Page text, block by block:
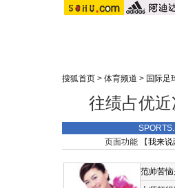
搜狐首页> 体育频道 > 国际足
往绩占优
页面功能 【我来说
范帅苦